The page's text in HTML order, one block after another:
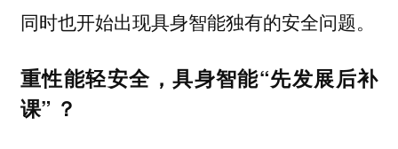
同时也开始出现具身智能独有的安全问题。
重性能轻安全，具身智能“先发展后补
课” ？